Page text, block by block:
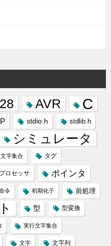
AVR C
stdio.h stdlib.h
シミュレータ
字集合 タグ
ロセッサ ポインタ
令 初期化子 前処理
型 型変換
実行文字集合
文字 文字列